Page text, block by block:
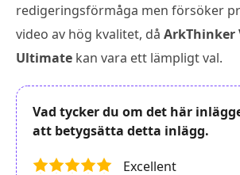
redigeringsförmåga men försöker
video av hög kvalitet, då ArkThinker
Ultimate kan vara ett lämpligt val.
Vad tycker du om det här
att betygsätta detta inlägg.
Excellent